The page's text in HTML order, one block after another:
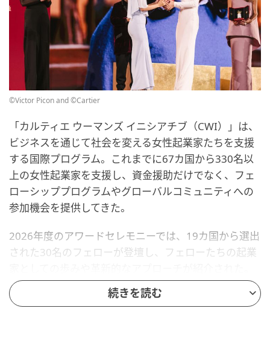
©Victor Picon and ©Cartier
「カルティエ ウーマンズ イニシアチブ（CWI）」は、
ビジネスを通じて社会を変える女性起業家たちを支援
する国際プログラム。これまでに67カ国から330名以
上の女性起業家を支援し、資金援助だけでなく、フェ
ローシッププログラムやグローバルコミュニティへの
参加機会を提供してきた。
2026年度のアワードセレモニーでは、19カ国から選出
された30名のフェローが登壇し、フェローたちの起業
さらに、人権弁護士で「正義のためのクルーニー財団
（Cloony Foudation for Justice）」共同創設者のアマ
続きを読む